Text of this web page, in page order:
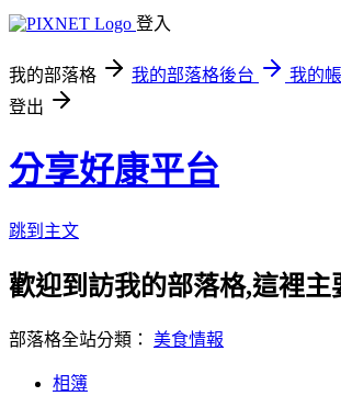
登入
我的部落格 我的部落格後台
我的
登出
分享好康平台
跳到主文
歡迎到訪我的部落格,這裡
部落格全站分類： 美食情報
相簿